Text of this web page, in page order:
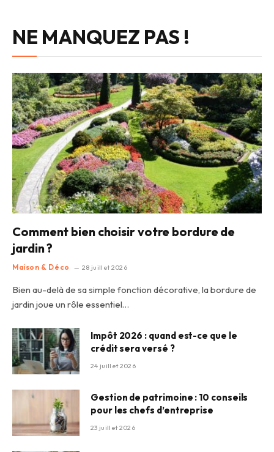
NE MANQUEZ PAS !
Comment bien choisir votre bordure de
jardin ?
Maison & Déco 28 juillet 2026
Bien au-delà de sa simple fonction décorative, la bordure de
jardin joue un rôle essentiel…
Impôt 2026 : quand est-ce que le
crédit sera versé ?
24 juillet 2026
Gestion de patrimoine : 10 conseils
pour les chefs d’entreprise
23 juillet 2026